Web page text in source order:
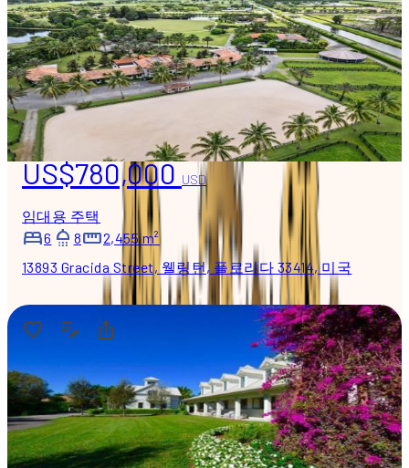
US$780,000USD
임대용 주택
6
8
2,455 m²
13893 Gracida Street, 웰링턴, 플로리다 33414, 미국